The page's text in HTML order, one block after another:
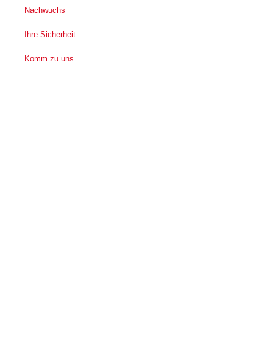
Nachwuchs
Ihre Sicherheit
Komm zu uns